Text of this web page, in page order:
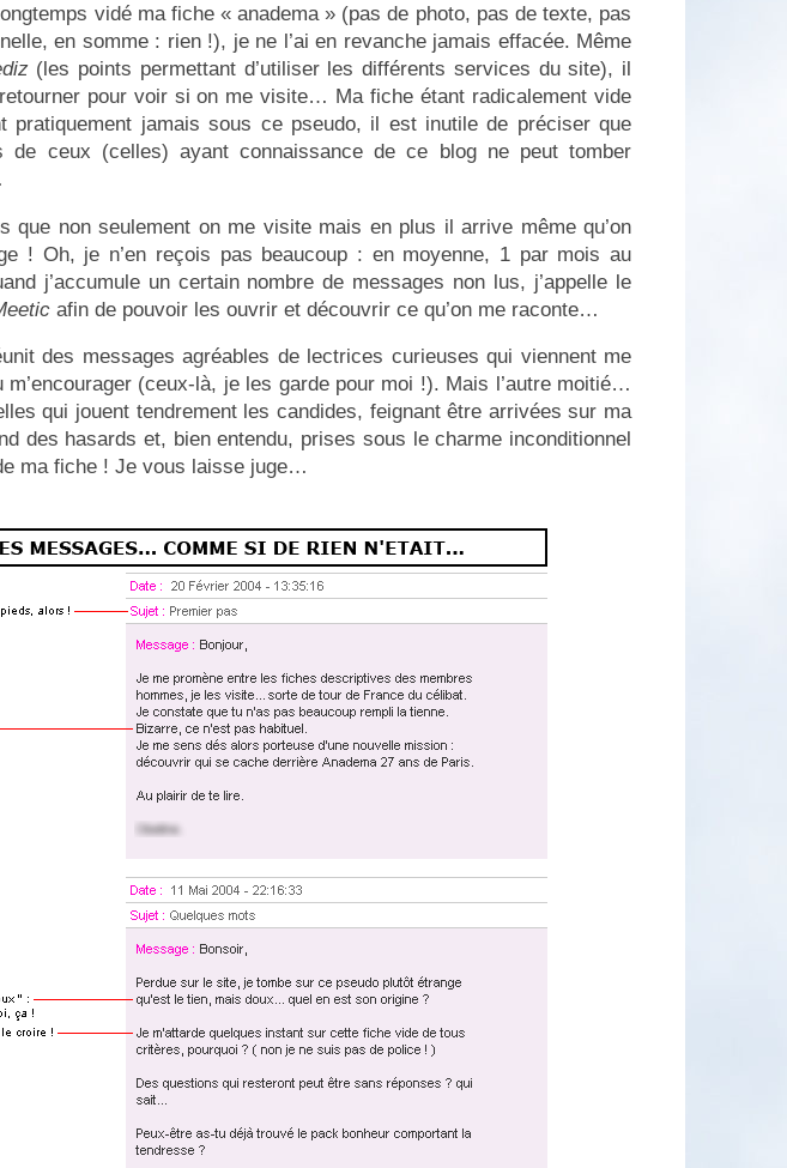
vidé ma fiche « anadema » (pas de photo, pas de texte, pas
en somme : rien !), je ne l’ai en revanche jamais effacée. Même
(les points permettant d’utiliser les différents services du site), il
pour voir si on me visite… Ma fiche étant radicalement vide
pratiquement jamais sous ce pseudo, il est inutile de préciser que
de ceux (celles) ayant connaissance de ce blog ne peut tomber
que non seulement on me visite mais en plus il arrive même qu’on
! Oh, je n’en reçois pas beaucoup : en moyenne, 1 par mois au
j’accumule un certain nombre de messages non lus, j’appelle le
afin de pouvoir les ouvrir et découvrir ce qu’on me raconte…
des messages agréables de lectrices curieuses qui viennent me
m’encourager (ceux-là, je les garde pour moi !). Mais l’autre moitié…
qui jouent tendrement les candides, feignant être arrivées sur ma
des hasards et, bien entendu, prises sous le charme inconditionnel
ma fiche ! Je vous laisse juge…